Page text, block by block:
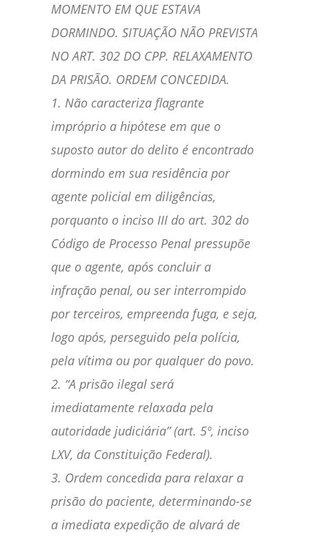
MOMENTO EM QUE ESTAVA
DORMINDO. SITUAÇÃO NÃO PREVISTA
NO ART. 302 DO CPP. RELAXAMENTO
DA PRISÃO. ORDEM CONCEDIDA.
1. Não caracteriza flagrante
impróprio a hipótese em que o
suposto autor do delito é encontrado
dormindo em sua residência por
agente policial em diligências,
porquanto o inciso III do art. 302 do
Código de Processo Penal pressupõe
que o agente, após concluir a
infração penal, ou ser interrompido
por terceiros, empreenda fuga, e seja,
logo após, perseguido pela polícia,
pela vítima ou por qualquer do povo.
2. “A prisão ilegal será
imediatamente relaxada pela
autoridade judiciária” (art. 5º, inciso
LXV, da Constituição Federal).
3. Ordem concedida para relaxar a
prisão do paciente, determinando-se
a imediata expedição de alvará de